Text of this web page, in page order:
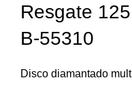
Resgate
B-55310
Disco diamantado